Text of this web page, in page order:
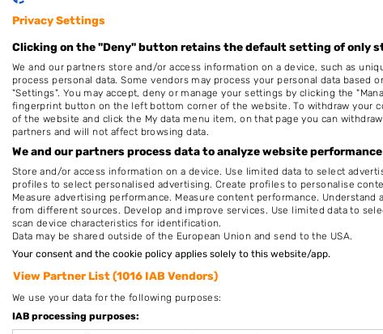
Nieuw in Bellingwold..
Privacy Settings
Clicking on the "Deny" button retains the default setting of only
We and our partners store and/or access information on a device, such as
process personal data. Some vendors may process your personal data
"Settings". You may accept, deny or manage your settings by clicking the
fingerprint button on the left bottom corner of the website. To withdraw your
of the website and click the My data menu item, on that page you can
partners and will not affect browsing data.
We and our partners process data to analyze website
Store and/or access information on a device. Use limited data to select
profiles to select personalised advertising. Create profiles to personalise
Measure advertising performance. Measure content performance.
from different sources. Develop and improve services. Use limited data to
scan device characteristics for identification.
Data may be shared outside of the European Union and send to the USA.
Your consent and the cookie policy applies solely to this website/app.
View Partner List (1016 IAB Vendors)
We use your data for the following purposes:
IAB processing purposes: